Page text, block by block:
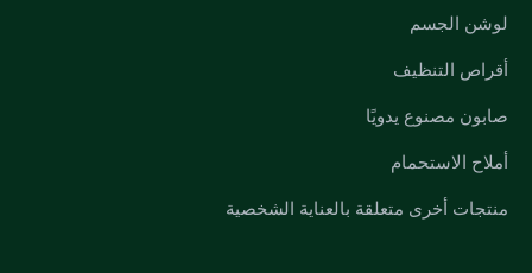
لوشن الجسم
أقراص التنظيف
صابون مصنوع يدويًا
أملاح الاستحمام
منتجات أخرى متعلقة بالعناية الشخصية